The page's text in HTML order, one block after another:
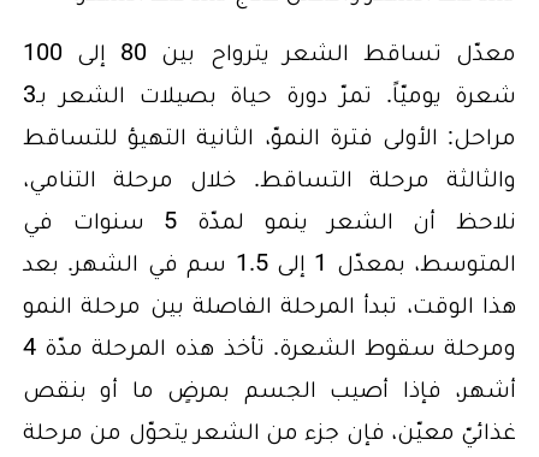
معدّل تساقط الشعر يترواح بين 80 إلى 100
شعرة يوميّاً. تمرّ دورة حياة بصيلات الشعر بـ3
مراحل: الأولى فترة النموّ، الثانية التهيؤ للتساقط
والثالثة مرحلة التساقط. خلال مرحلة التنامي،
نلاحظ أن الشعر ينمو لمدّة 5 سنوات في
المتوسط، بمعدّل 1 إلى 1.5 سم في الشهر. بعد
هذا الوقت، تبدأ المرحلة الفاصلة بين مرحلة النمو
ومرحلة سقوط الشعرة. تأخذ هذه المرحلة مدّة 4
أشهر، فإذا أصيب الجسم بمرضٍ ما أو بنقص
غذائيّ معيّن، فإن جزء من الشعر يتحوّل من مرحلة